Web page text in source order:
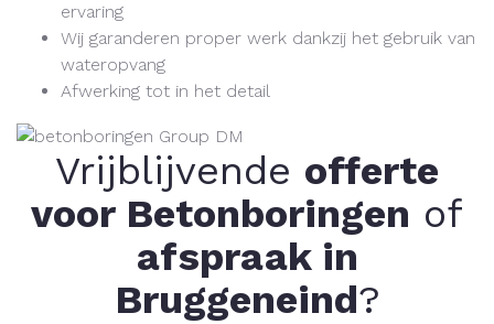
ervaring
Wij garanderen proper werk dankzij het gebruik van
wateropvang
Afwerking tot in het detail
Vrijblijvende offerte
voor Betonboringen of
afspraak in
Bruggeneind?